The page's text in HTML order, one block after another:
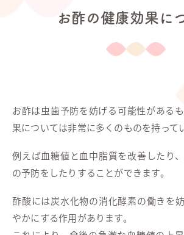
お酢の健康効果に
お酢は虫歯予防を妨げる可能性がある
果については非常に多くのものを持って
例えば血糖値と血中脂質を改善したり
の予防をしたりすることができます。
酢酸には炭水化物の消化酵素の働きを
やかにする作用があります。